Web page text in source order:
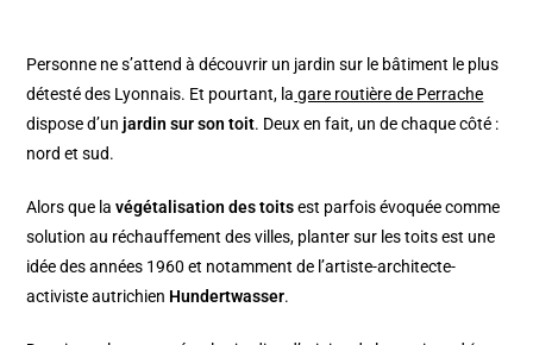
Personne ne s’attend à découvrir un jardin sur le bâtiment le plus
détesté des Lyonnais. Et pourtant, la gare routière de Perrache
dispose d’unjardin sur son toit. Deux en fait, un de chaque côté :
nord et sud.
Alors que lavégétalisation des toitsest parfois évoquée comme
solution au réchauffement des villes, planter sur les toits est une
idée des années 1960 et notamment de l’artiste-architecte-
activiste autrichien Hundertwasser.